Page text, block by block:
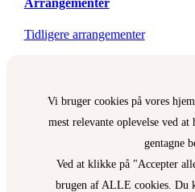
Tidligere arrangementer
Vi bruger cookies på vores
mest relevante oplevelse ved
gentagne
Ved at klikke på "Accepter
brugen af ALLE cookies. Du